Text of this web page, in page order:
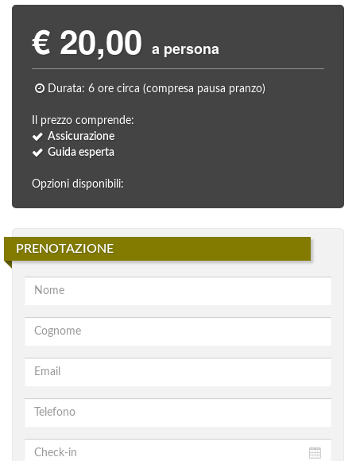
€ 20,00 a persona
Durata: 6 ore circa (compresa pausa pranzo)
Il prezzo comprende:
Assicurazione
Guida esperta
Opzioni disponibili:
PRENOTAZIONE